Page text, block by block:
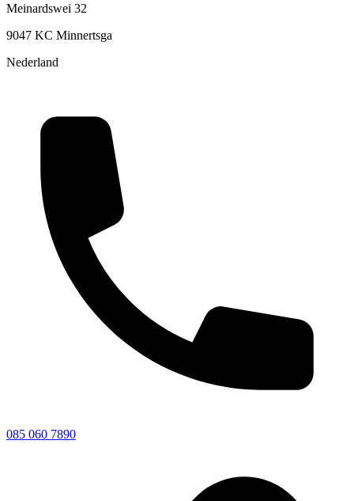
Meinardswei 32
9047 KC Minnertsga
Nederland
085 060 7890